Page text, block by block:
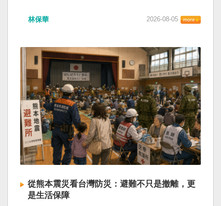
林保華 2026-08-05
從熊本震災看台灣防災：避難不只是撤離，更
是生活保障